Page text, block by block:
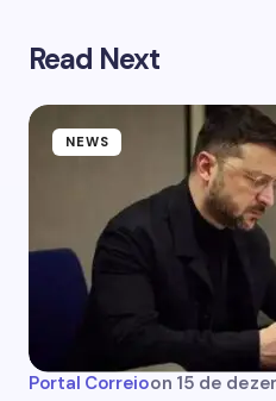
Read Next
NEWS
Portal Correioon 15 de